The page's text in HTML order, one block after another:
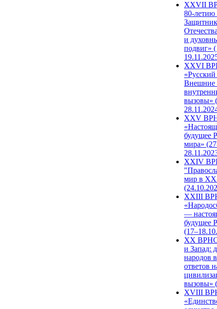
ХХVII
80-
и
подвиг»
XXVI
Внешние
вызовы»
XXV
будущее
мира»
XXIV
мир в
XXIII
—
будущее
XX ВРНС
и Запад:
народов
ответов
вызовы»
XVIII